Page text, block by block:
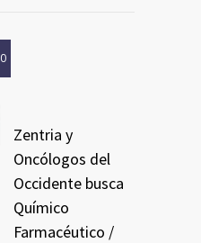
0
Zentria y
Oncólogos del
Occidente busca
Químico
Farmacéutico /